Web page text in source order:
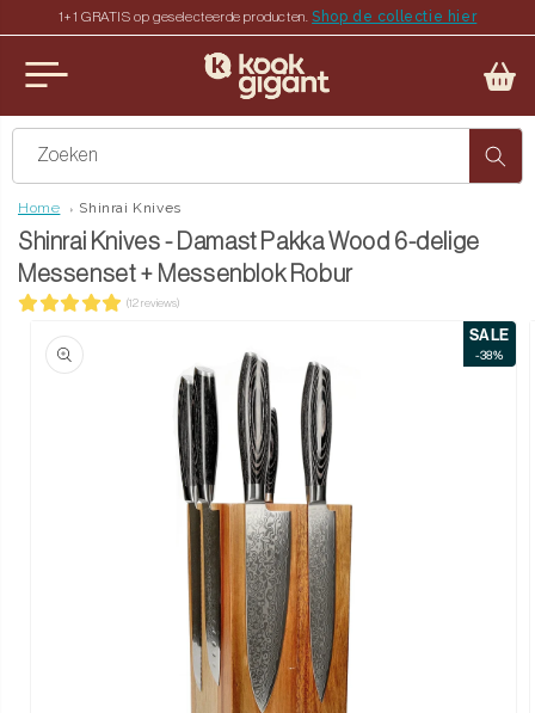
naar de content
1+1 GRATIS op geselecteerde producten.Shop de collectie hier
sluiten
Zoeken
Home Shinrai Knives
Shinrai Knives - Damast Pakka Wood 6-delige
Messenset + Messenblok Robur
(12 reviews)
naar productinformatie SALE
-38%